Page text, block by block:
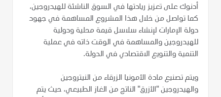
أدنوك على تعزيز ريادتها في السوق الناشئة للهيدروجين،
كما تواصل من خلال هذا المشروع المساهمة في جهود
دولة الإمارات لإنشاء سلاسل قيمة محلية ودولية
للهيدروجين والمساهمة في الوقت ذاته في عملية
التنمية والتنويع الاقتصادي في الدولة.
ويتم تصنيع مادة الأمونيا الزرقاء من النيتروجين
والهيدروجين "الأزرق" الناتج من الغاز الطبيعي، حيث يتم